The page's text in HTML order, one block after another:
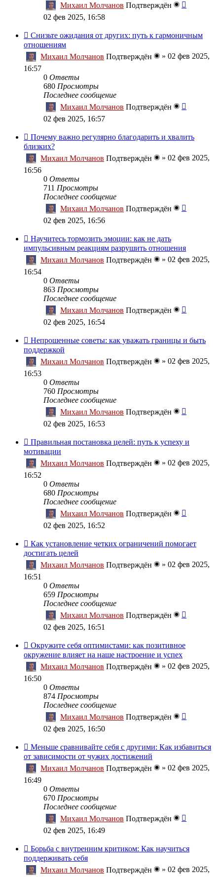
Михаил Молчанов Подтверждён
02 фев 2025, 16:58
Снизьте ожидания от других: путь к гармоничным
отношениям
Михаил Молчанов Подтверждён » 02 фев 2025,
16:57
0 Ответы
680 Просмотры
Последнее сообщение
Михаил Молчанов Подтверждён
02 фев 2025, 16:57
Почему важно регулярно благодарить и хвалить
близких?
Михаил Молчанов Подтверждён » 02 фев 2025,
16:56
0 Ответы
711 Просмотры
Последнее сообщение
Михаил Молчанов Подтверждён
02 фев 2025, 16:56
Научитесь тормозить эмоции: как не дать
импульсивным реакциям разрушить отношения
Михаил Молчанов Подтверждён » 02 фев 2025,
16:54
0 Ответы
863 Просмотры
Последнее сообщение
Михаил Молчанов Подтверждён
02 фев 2025, 16:54
Непрошенные советы: как уважать границы и быть
поддержкой
Михаил Молчанов Подтверждён » 02 фев 2025,
16:53
0 Ответы
760 Просмотры
Последнее сообщение
Михаил Молчанов Подтверждён
02 фев 2025, 16:53
Правильная постановка целей: путь к успеху и
мотивации
Михаил Молчанов Подтверждён » 02 фев 2025,
16:52
0 Ответы
680 Просмотры
Последнее сообщение
Михаил Молчанов Подтверждён
02 фев 2025, 16:52
Как установление четких ограничений помогает
достигать целей
Михаил Молчанов Подтверждён » 02 фев 2025,
16:51
0 Ответы
659 Просмотры
Последнее сообщение
Михаил Молчанов Подтверждён
02 фев 2025, 16:51
Окружите себя оптимистами: как позитивное
окружение влияет на наше настроение и успех
Михаил Молчанов Подтверждён » 02 фев 2025,
16:50
0 Ответы
874 Просмотры
Последнее сообщение
Михаил Молчанов Подтверждён
02 фев 2025, 16:50
Меньше сравнивайте себя с другими: Как избавиться
от зависимости от чужих достижений
Михаил Молчанов Подтверждён » 02 фев 2025,
16:49
0 Ответы
670 Просмотры
Последнее сообщение
Михаил Молчанов Подтверждён
02 фев 2025, 16:49
Борьба с внутренним критиком: Как научиться
поддерживать себя
Михаил Молчанов Подтверждён » 02 фев 2025,